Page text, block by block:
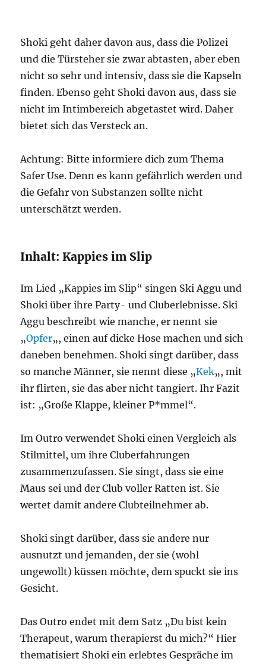
Shoki geht daher davon aus, dass die Polizei
und die Türsteher sie zwar abtasten, aber eben
nicht so sehr und intensiv, dass sie die Kapseln
finden. Ebenso geht Shoki davon aus, dass sie
nicht im Intimbereich abgetastet wird. Daher
bietet sich das Versteck an.
Achtung: Bitte informiere dich zum Thema
Safer Use. Denn es kann gefährlich werden und
die Gefahr von Substanzen sollte nicht
unterschätzt werden.
Inhalt: Kappies im Slip
Im Lied „Kappies im Slip“ singen Ski Aggu und
Shoki über ihre Party- und Cluberlebnisse. Ski
Aggu beschreibt wie manche, er nennt sie
„Opfer„, einen auf dicke Hose machen und sich
daneben benehmen. Shoki singt darüber, dass
so manche Männer, sie nennt diese „Kek„, mit
ihr flirten, sie das aber nicht tangiert. Ihr Fazit
ist: „Große Klappe, kleiner P*mmel“.
Im Outro verwendet Shoki einen Vergleich als
Stilmittel, um ihre Cluberfahrungen
zusammenzufassen. Sie singt, dass sie eine
Maus sei und der Club voller Ratten ist. Sie
wertet damit andere Clubteilnehmer ab.
Shoki singt darüber, dass sie andere nur
ausnutzt und jemanden, der sie (wohl
ungewollt) küssen möchte, dem spuckt sie ins
Gesicht.
Das Outro endet mit dem Satz „Du bist kein
Therapeut, warum therapierst du mich?“ Hier
thematisiert Shoki ein erlebtes Gespräche im